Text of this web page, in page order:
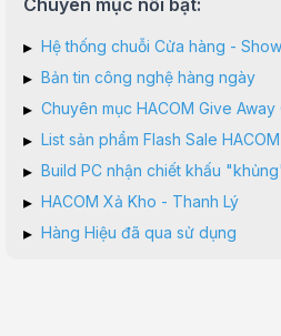
Chuyên mục nổi bật:
▸ Hệ thống chuỗi Cửa hàng -
▸ Bản tin công nghệ hàng ngày
▸ Chuyên mục HACOM Give Away
▸ List sản phẩm Flash Sale HACOM
▸ Build PC nhận chiết khấu
▸ HACOM Xả Kho - Thanh Lý
▸ Hàng Hiệu đã qua sử dụng